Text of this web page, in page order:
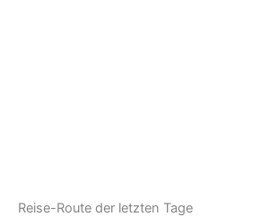
Reise-Route der letzten Tage